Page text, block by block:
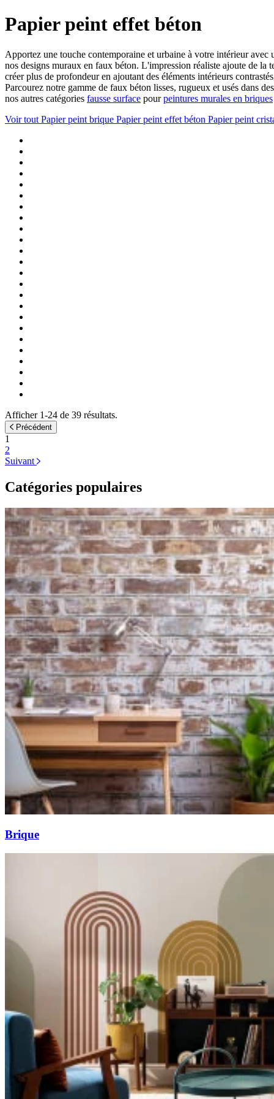
Papier peint effet béton
Apportez une touche contemporaine et urbaine à votre intérieur
nos designs muraux en faux béton. L'impression réaliste ajoute de la
créer plus de profondeur en ajoutant des éléments intérieurs
Parcourez notre gamme de faux béton lisses, rugueux et usés dans
nos autres catégories fausse surface pourpeintures murales en briques
Voir tout Papier peint brique Papier peint effet béton Papier peint
Afficher 1-24 de 39 résultats.
Précédent
1
2
Suivant
Catégories populaires
Brique